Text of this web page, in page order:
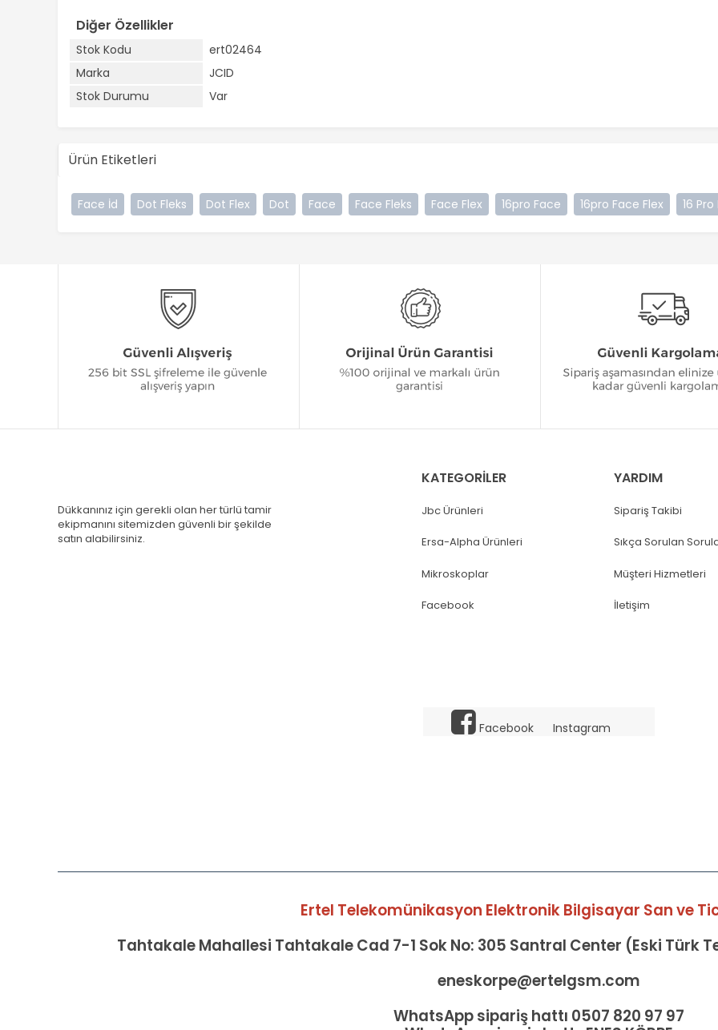
Diğer Özellikler
Stok Kodu
ert02464
Marka
JCID
Stok Durumu
Var
Ürün Etiketleri
Face İd Dot Fleks Dot Flex Dot Face Face Fleks Face Flex 16pro Face 16pro Face Flex 16
Dükkanınız için gerekli olan her türlü tamir
ekipmanını sitemizden güvenli bir şekilde
satın alabilirsiniz.
KATEGORİLER
Jbc Ürünleri
Ersa-Alpha Ürünleri
Mikroskoplar
Facebook
YARDIM
Sipariş Takibi
Sıkça Sorulan
Müşteri Hizmetleri
İletişim
Facebook Instagram
Ertel Telekomünikasyon Elektronik Bilgisayar San ve
Tahtakale Mahallesi Tahtakale Cad 7-1 Sok No: 305 Santral Center (Eski Türk
eneskorpe@ertelgsm.com
WhatsApp sipariş hattı 0507 820 97 97